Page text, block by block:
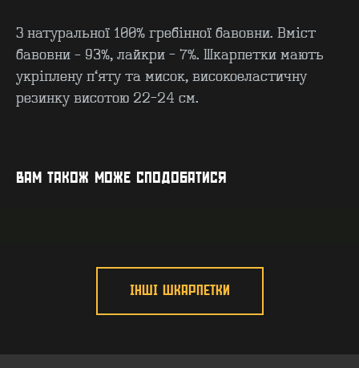
З натуральної 100% гребінної бавовни. Вміст
бавовни – 93%, лайкри - 7%. Шкарпетки мають
укріплену п’яту та мисок, високоеластичну
резинку висотою 22-24 см.
ВАМ ТАКОЖ МОЖЕ СПОДОБАТИСЯ
ІНШІ ШКАРПЕТКИ
ГУРТ - B2B
INSIDE